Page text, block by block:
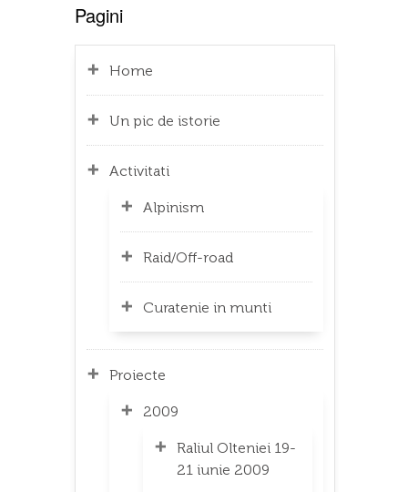
Pagini
Home
Un pic de istorie
Activitati
Alpinism
Raid/Off-road
Curatenie in munti
Proiecte
2009
Raliul Olteniei 19-
21 iunie 2009